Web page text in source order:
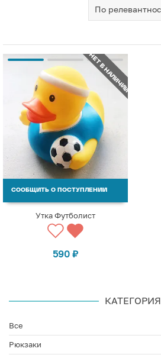
НЕТ В НАЛИЧИИ
СООБЩИТЬ О ПОСТУПЛЕНИИ
Утка Футболист
590 ₽
КАТЕГОРИЯ
Все
Рюкзаки